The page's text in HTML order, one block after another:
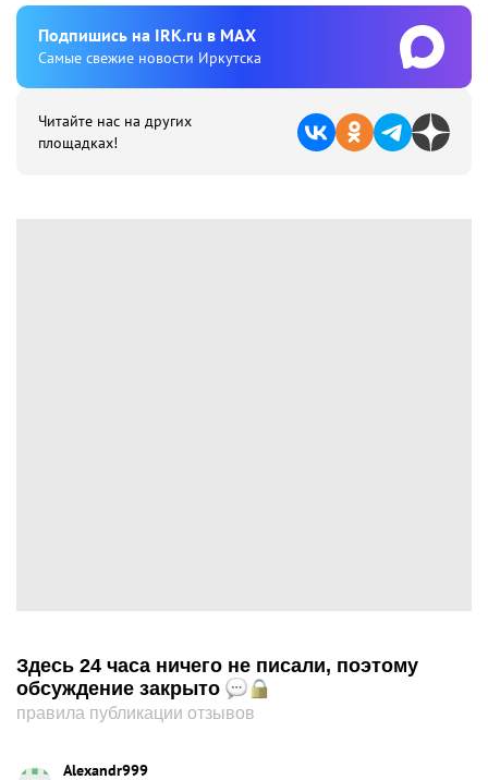
Подпишиcь на IRK.ru в MAX
Cамые свежие новости Иркутска
Читайте нас на других
площадках!
Здесь 24 часа ничего не писали, поэтому
обсуждение закрыто
правила публикации отзывов
Alexandr999